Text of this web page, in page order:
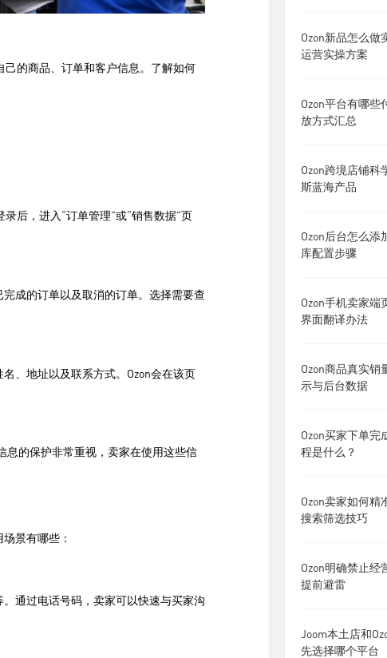
Ozon新品怎么做
运营实操方案
Ozon平台有哪些
放方式汇总
Ozon跨境店铺科
斯蓝海产品
Ozon后台怎么添
库配置步骤
Ozon手机卖家端
界面翻译办法
Ozon商品真实销
示与后台数据
Ozon买家下单完
程是什么？
Ozon卖家如何精
搜索筛选技巧
Ozon明确禁止经
提前避雷
Joom本土店和
先选择哪个平台